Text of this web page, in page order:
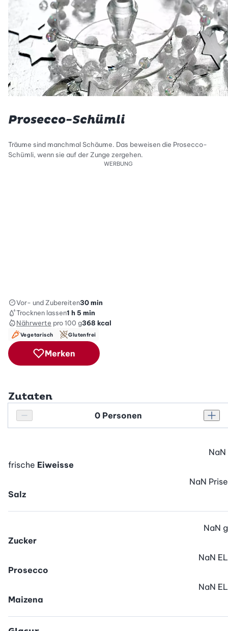
Prosecco-Schümli
Träume sind manchmal Schäume. Das beweisen die Prosecco-
Schümli, wenn sie auf der Zunge zergehen.
WERBUNG
Vor- und Zubereiten30 min
Trocknen lassen1 h 5 min
Nährwerte pro 100 g368 kcal
Vegetarisch Glutenfrei
Merken
Zutaten
Personenanzahl verringern
Personenanzahl
frische Eiweisse
NaN
Salz
NaN Prise
Zucker
NaN g
Prosecco
NaN EL
Maizena
NaN EL